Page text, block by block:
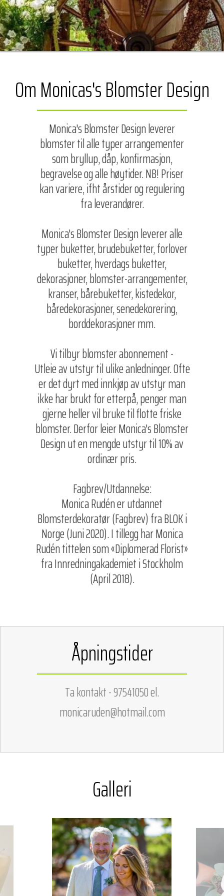
Om Monicas's Blomster Design
Monica's Blomster Design leverer
blomster til alle typer arrangementer
som bryllup, dåp, konfirmasjon,
begravelse og alle høytider. NB! Priser
kan variere, ifht årstider og regulering
fra leverandører.
Monica's Blomster Design leverer alle
typer buketter, brudebuketter, forlover
buketter, hverdags buketter,
dekorasjoner, blomster-arrangementer,
kranser, bårebuketter, kistedekor,
båredekorasjoner, senedekorering,
borddekorasjoner mm.
Vi tilbyr blomster abonnement -
Utleie av utstyr til ulike anledninger. Ofte
er det dyrt med innkjøp av utstyr man
ikke har brukt for etterpå, penger man
gjerne heller vil bruke til flotte friske
blomster. Derfor leier Monica's Blomster
Design ut en mengde utstyr til 10% av
ordinær pris.
Fagbrev/Utdannelse:
Monica Rudén er utdannet
Blomsterdekoratør (Fagbrev) fra BLOK i
Norge (Juni 2020). I tillegg har Monica
Rudén tittelen som «Diplomerad Florist»
fra Innredningakademiet i Stockholm
(April 2018).
Åpningstider
Ta kontakt - 97541050 el.
monicaruden@hotmail.com
Galleri